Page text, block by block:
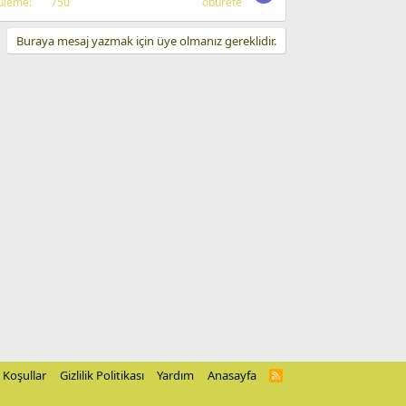
Buraya mesaj yazmak için üye olmanız gereklidir.
Koşullar Gizlilik Politikası Yardım Anasayfa
R